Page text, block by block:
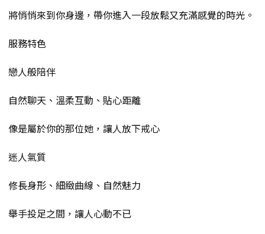
將悄悄來到你身邊，帶你進入一段放鬆又充滿感覺的時光。
服務特色
戀人般陪伴
自然聊天、溫柔互動、貼心距離
像是屬於你的那位她，讓人放下戒心
迷人氣質
修長身形、細緻曲線、自然魅力
舉手投足之間，讓人心動不已